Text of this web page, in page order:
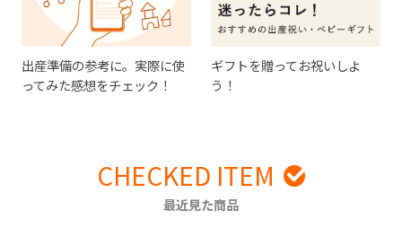
出産準備の参考に。実際に使
ってみた感想をチェック！
ギフトを贈ってお祝いしよ
う！
CHECKED ITEM
最近見た商品